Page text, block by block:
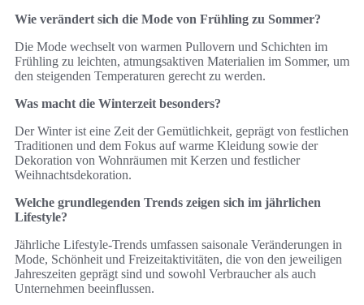
Wie verändert sich die Mode von Frühling zu Sommer?
Die Mode wechselt von warmen Pullovern und Schichten im
Frühling zu leichten, atmungsaktiven Materialien im Sommer, um
den steigenden Temperaturen gerecht zu werden.
Was macht die Winterzeit besonders?
Der Winter ist eine Zeit der Gemütlichkeit, geprägt von festlichen
Traditionen und dem Fokus auf warme Kleidung sowie der
Dekoration von Wohnräumen mit Kerzen und festlicher
Weihnachtsdekoration.
Welche grundlegenden Trends zeigen sich im jährlichen
Lifestyle?
Jährliche Lifestyle-Trends umfassen saisonale Veränderungen in
Mode, Schönheit und Freizeitaktivitäten, die von den jeweiligen
Jahreszeiten geprägt sind und sowohl Verbraucher als auch
Unternehmen beeinflussen.